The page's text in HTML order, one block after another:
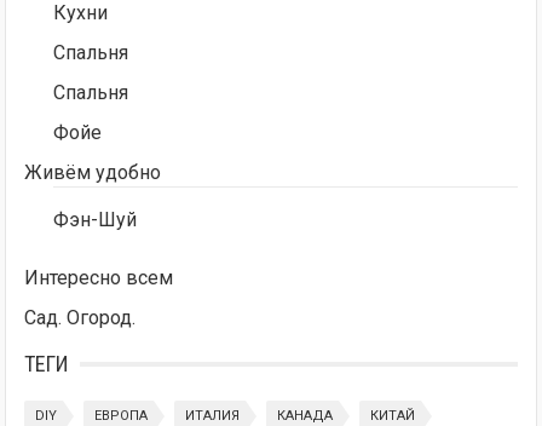
Кухни
Спальня
Спальня
Фойе
Живём удобно
Фэн-Шуй
Интересно всем
Сад. Огород.
ТЕГИ
DIY ЕВРОПА ИТАЛИЯ КАНАДА КИТАЙ